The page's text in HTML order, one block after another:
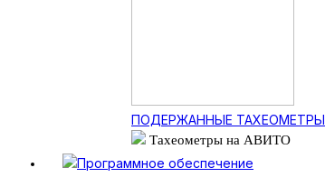
ПОДЕРЖАННЫЕ ТАХЕОМЕТРЫ
Тахеометры на АВИТО
Программное обеспечение